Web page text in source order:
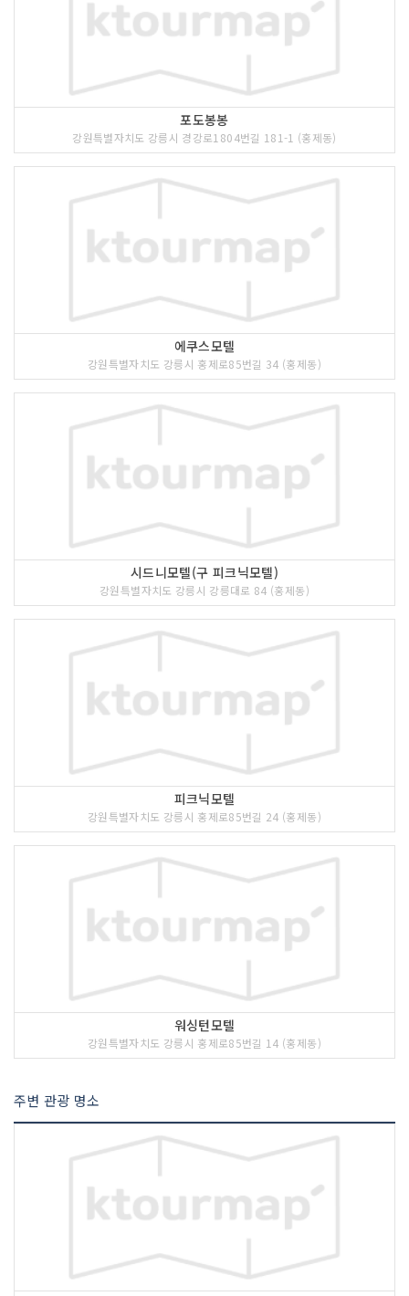
포도봉봉
강원특별자치도 강릉시 경강로1804번길 181-1 (홍제동)
에쿠스모텔
강원특별자치도 강릉시 홍제로85번길 34 (홍제동)
시드니모텔(구 피크닉모텔)
강원특별자치도 강릉시 강릉대로 84 (홍제동)
피크닉모텔
강원특별자치도 강릉시 홍제로85번길 24 (홍제동)
워싱턴모텔
강원특별자치도 강릉시 홍제로85번길 14 (홍제동)
주변 관광 명소